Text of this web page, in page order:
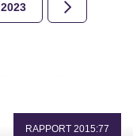
2023 2022
RAPPORT 2015:77